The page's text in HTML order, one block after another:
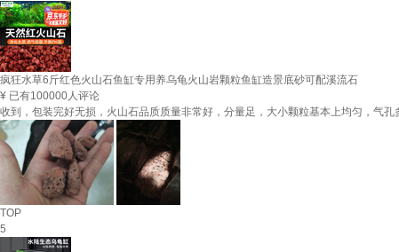
疯狂水草6斤红色火山石鱼缸专用养乌龟火山岩颗粒鱼缸造景底砂可配溪流石
¥ 已有100000人评论
收到，包装完好无损，火山石品质质量非常好，分量足，大小颗粒基本上均匀，气
TOP
5